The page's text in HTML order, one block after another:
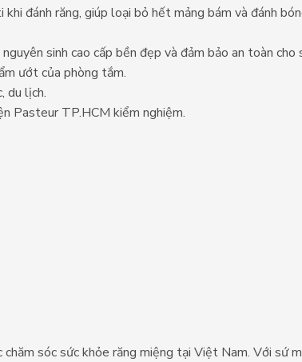
đánh răng, giúp loại bỏ hết mảng bám và đánh
sinh cao cấp bền đẹp và đảm bảo an toàn cho
ướt của phòng tắm.
du lịch.
Pasteur TP.HCM kiểm nghiệm.
sóc sức khỏe răng miệng tại Việt Nam. Với sứ